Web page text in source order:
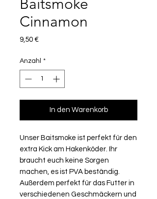
Baitsmoke
Cinnamon
9,50 €Preis
Anzahl *
In den Warenkorb
Unser Baitsmoke ist perfekt für den
extra Kick am Hakenköder. Ihr
braucht euch keine Sorgen
machen, es ist PVA beständig.
Außerdem perfekt für das Futter in
verschiedenen Geschmäckern und